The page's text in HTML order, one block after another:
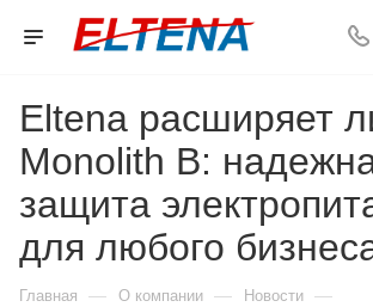
Eltena расширяет
Monolith B:
защита
для любого
Главная — О компании — Новости —